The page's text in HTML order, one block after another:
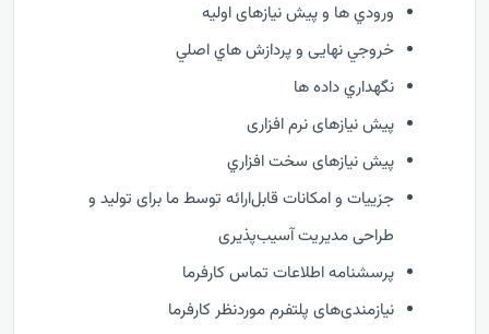
ورودي ها و پیش نیازهای اولیه
خروجي نهایی و پردازش هاي اصلي
نگهداري داده ها
پیش نیازهای نرم افزاری
پیش نیازهای سخت افزاري
جزییات و امکانات قابل‌ارائه توسط ما برای تولید و
طراحی مدیریت آسیب‌پذیری
پرسشنامه اطلاعات تماس کارفرما
نیازمندی‌های پلتفرم موردنظر کارفرما